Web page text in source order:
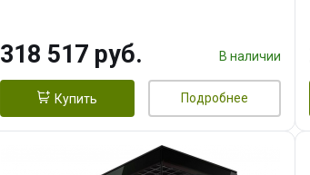
GDDR7 256bit/ 1 ТБ SSD)
318 517 руб. В наличии
Купить Подробнее